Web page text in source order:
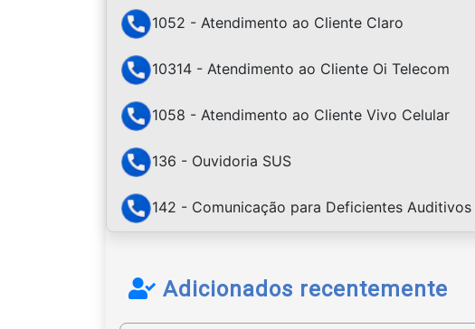
1052 - Atendimento ao Cliente Claro
10314 - Atendimento ao Cliente Oi Telecom
1058 - Atendimento ao Cliente Vivo Celular
136 - Ouvidoria SUS
142 - Comunicação para Deficientes Auditivos
Adicionados recentemente